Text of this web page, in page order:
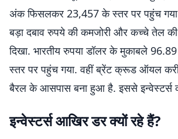
अंक फिसलकर 23,457 के स्तर पर पहुंच
बड़ा दबाव रुपये की कमजोरी और कच्चे तेल की
दिखा. भारतीय रुपया डॉलर के मुकाबले
स्तर पर पहुंच गया. वहीं ब्रेंट क्रूड ऑयल
बैरल के आसपास बना हुआ है. इससे इन्वेस्टर्स
इन्वेस्टर्स आखिर डर क्यों रहे हैं?